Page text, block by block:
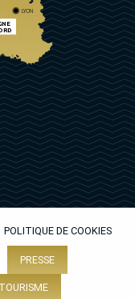
LYON
POLITIQUE DE COOKIES
PRESSE